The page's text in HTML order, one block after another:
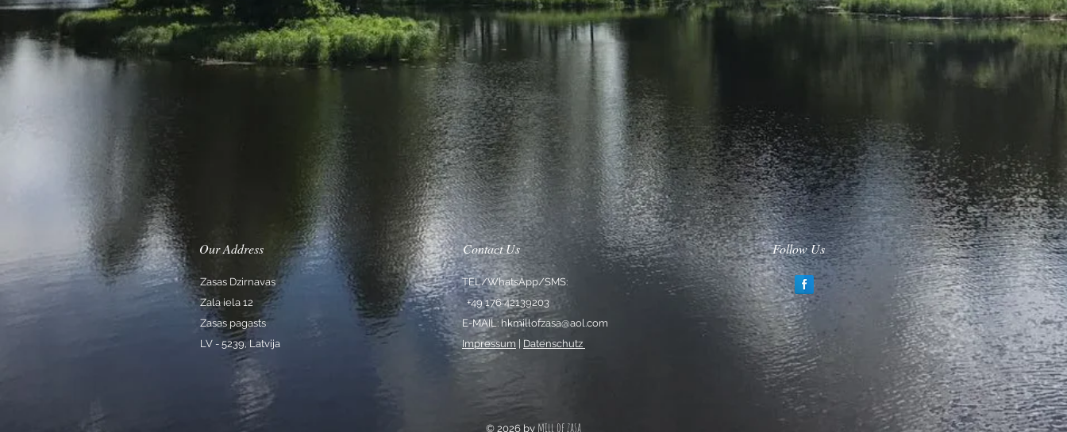
Our Address
Zasas Dzirnavas
Zala iela 12
Zasas pagasts
LV - 5239, Latvija
Contact Us
TEL/WhatsApp/SMS:
+49 176 42139203
E-MAIL: hkmillofzasa@aol.com
Impressum
Datenschutz
Follow Us
© 2026 bymill of zasa